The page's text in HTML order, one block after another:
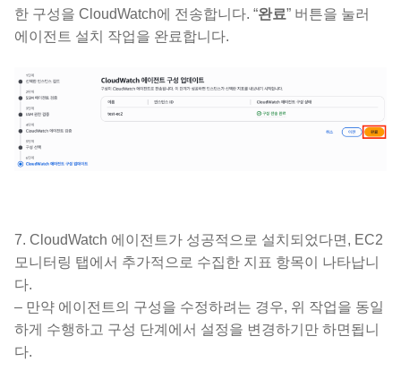
한 구성을 CloudWatch에 전송합니다. “완료” 버튼을 눌러
에이전트 설치 작업을 완료합니다.
7. CloudWatch 에이전트가 성공적으로 설치되었다면, EC2
모니터링 탭에서 추가적으로 수집한 지표 항목이 나타납니
다.
– 만약 에이전트의 구성을 수정하려는 경우, 위 작업을 동일
하게 수행하고 구성 단계에서 설정을 변경하기만 하면됩니
다.